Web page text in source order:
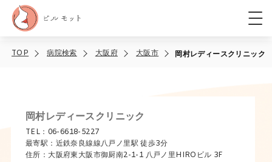
TOP 病院検索 大阪府 大阪市 岡村レディースクリニック
岡村レディースクリニック
TEL：06-6618-5227
最寄駅：近鉄奈良線線八戸ノ里駅 徒歩3分
住所：大阪府東大阪市御厨南2-1-1 八戸ノ里HIROビル 3F